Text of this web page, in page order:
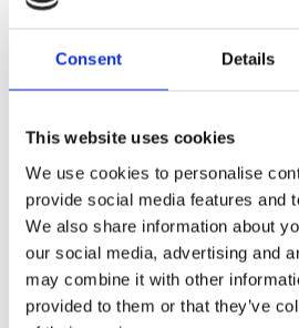
Consent Details
This website uses cookies
We use cookies to personalise
provide social media features and
We also share information about
our social media, advertising and
may combine it with other
provided to them or that they’ve
Jednostki systemu
Sprężarka klimatyzacji (14)
BESTSELLERY CZĘŚCI
MARKI ALFA ROMEO GTV